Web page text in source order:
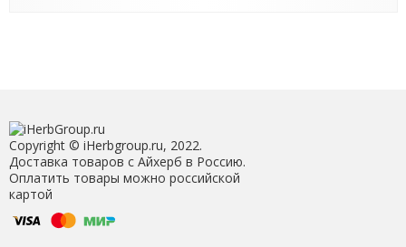
Copyright © iHerbgroup.ru, 2022.
Доставка товаров с Айхерб в Россию.
Оплатить товары можно российской
картой